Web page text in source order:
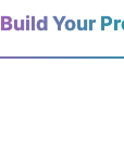
Build Your